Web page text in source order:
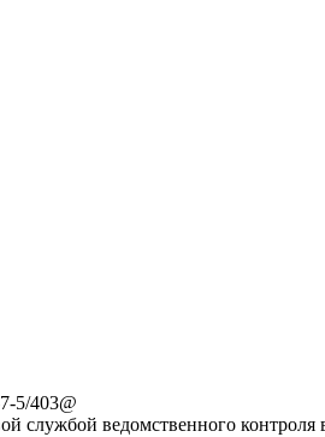
5/403@
службой ведомственного